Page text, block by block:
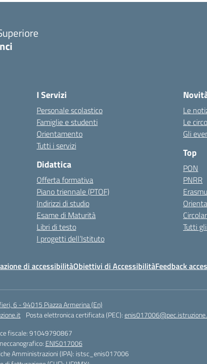
I Servizi
Personale scolastico
Famiglie e studenti
Orientamento
Tutti i servizi
Didattica
Offerta formativa
Piano triennale (PTOF)
Indirizzi di studio
Esame di Maturità
Libri di testo
I progetti dell’Istituto
Le
Le
Gli
Top
PON
PNRR
Tutti
di accessibilitàObiettivi di AccessibilitàFeedback
6 - 94015 Piazza Armerina (En)
Posta elettronica certificata (PEC):
fiscale: 91049790867
ENIS017006
Amministrazioni (IPA): istsc_enis017006